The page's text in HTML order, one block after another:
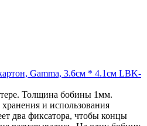
Gamma, 3.6см * 4.1см LBK-
Толщина бобины 1мм.
и использования
два фиксатора, чтобы концы